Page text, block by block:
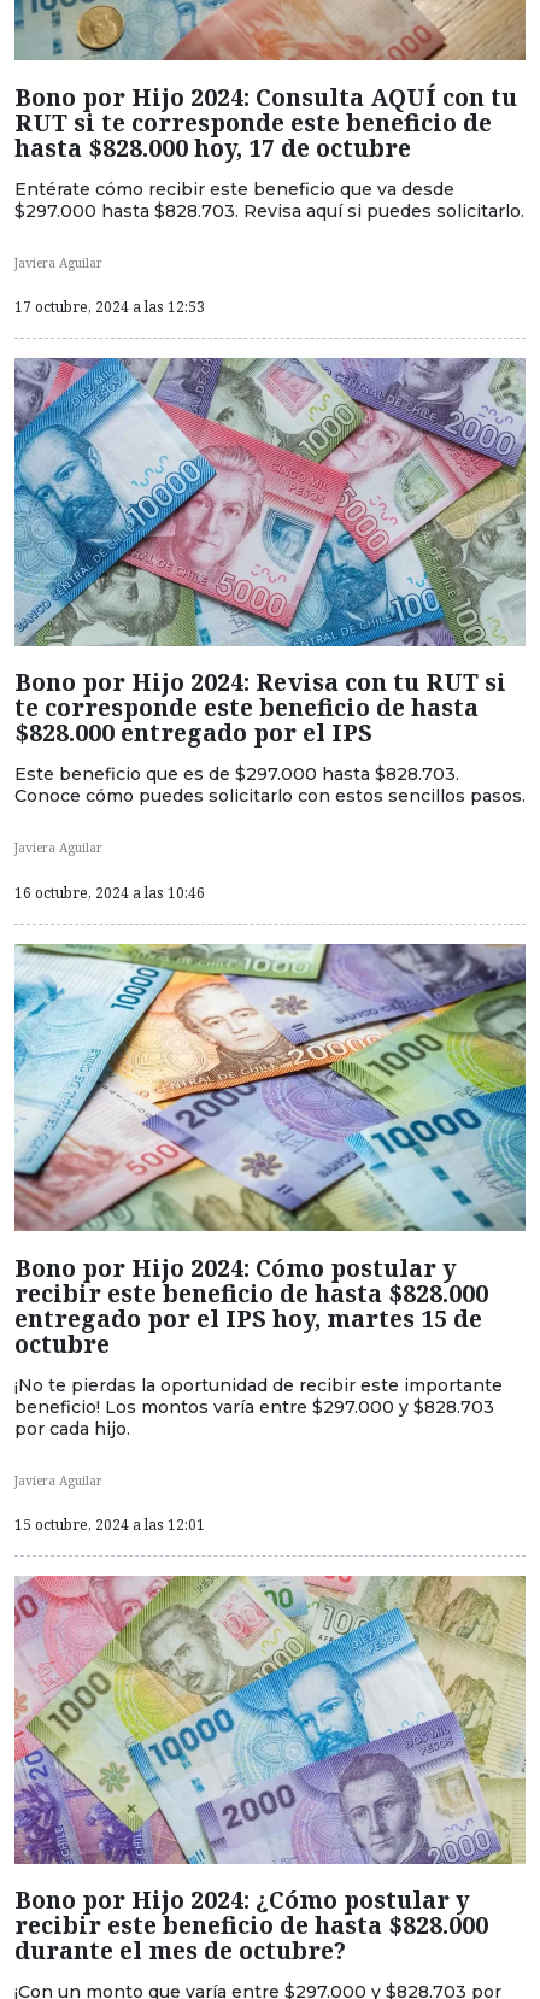
Bono por Hijo 2024: Consulta AQUÍ con tu
RUT si te corresponde este beneficio de
hasta $828.000 hoy, 17 de octubre
Entérate cómo recibir este beneficio que va desde
$297.000 hasta $828.703. Revisa aquí si puedes solicitarlo.
Javiera Aguilar
17 octubre, 2024 a las 12:53
Bono por Hijo 2024: Revisa con tu RUT si
te corresponde este beneficio de hasta
$828.000 entregado por el IPS
Este beneficio que es de $297.000 hasta $828.703.
Conoce cómo puedes solicitarlo con estos sencillos pasos.
Javiera Aguilar
16 octubre, 2024 a las 10:46
Bono por Hijo 2024: Cómo postular y
recibir este beneficio de hasta $828.000
entregado por el IPS hoy, martes 15 de
octubre
¡No te pierdas la oportunidad de recibir este importante
beneficio! Los montos varía entre $297.000 y $828.703
por cada hijo.
Javiera Aguilar
15 octubre, 2024 a las 12:01
Bono por Hijo 2024: ¿Cómo postular y
recibir este beneficio de hasta $828.000
durante el mes de octubre?
¡Con un monto que varía entre $297.000 y $828.703 por